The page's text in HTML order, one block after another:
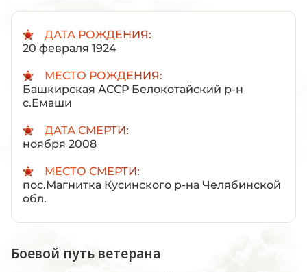
ДАТА РОЖДЕНИЯ:
20 февраля 1924
МЕСТО РОЖДЕНИЯ:
Башкирская АССР Белокотайский р-н
с.Емаши
ДАТА СМЕРТИ:
ноября 2008
МЕСТО СМЕРТИ:
пос.Магнитка Кусинского р-на Челябинской
обл.
Боевой путь ветерана